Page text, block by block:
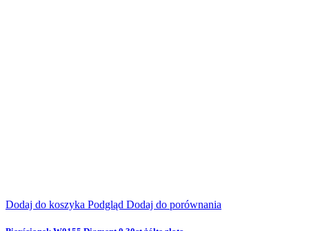
Dodaj do koszyka Podgląd Dodaj do porównania